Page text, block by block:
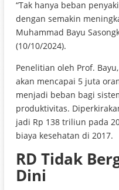
“Tak hanya beban
dengan semakin
Muhammad Bayu
(10/10/2024).
Penelitian oleh Prof.
akan mencapai 5 juta
menjadi beban bagi
produktivitas.
jadi Rp 138 triliun pada
biaya kesehatan di 2017.
RD Tidak
Dini